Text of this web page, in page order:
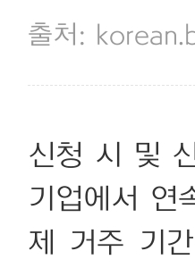
신청 시 및
기업에서 연
제 거주 기